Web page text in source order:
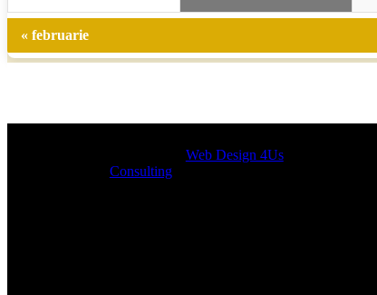
« februarie
Web Design 4Us
Consulting|